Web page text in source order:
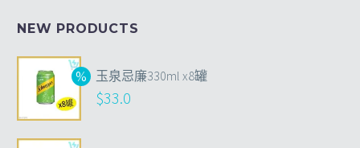
NEW PRODUCTS
玉泉忌廉330ml x8罐
$33.0